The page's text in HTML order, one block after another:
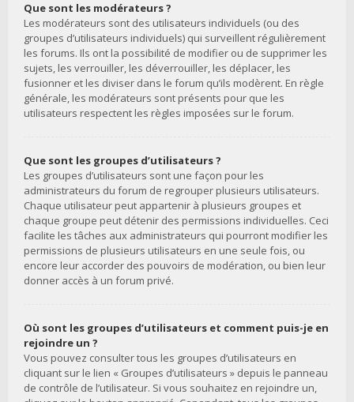
Que sont les modérateurs ?
Les modérateurs sont des utilisateurs individuels (ou des
groupes d’utilisateurs individuels) qui surveillent régulièrement
les forums. Ils ont la possibilité de modifier ou de supprimer les
sujets, les verrouiller, les déverrouiller, les déplacer, les
fusionner et les diviser dans le forum qu’ils modèrent. En règle
générale, les modérateurs sont présents pour que les
utilisateurs respectent les règles imposées sur le forum.
Que sont les groupes d’utilisateurs ?
Les groupes d’utilisateurs sont une façon pour les
administrateurs du forum de regrouper plusieurs utilisateurs.
Chaque utilisateur peut appartenir à plusieurs groupes et
chaque groupe peut détenir des permissions individuelles. Ceci
facilite les tâches aux administrateurs qui pourront modifier les
permissions de plusieurs utilisateurs en une seule fois, ou
encore leur accorder des pouvoirs de modération, ou bien leur
donner accès à un forum privé.
Où sont les groupes d’utilisateurs et comment puis-je en
rejoindre un ?
Vous pouvez consulter tous les groupes d’utilisateurs en
cliquant sur le lien « Groupes d’utilisateurs » depuis le panneau
de contrôle de l’utilisateur. Si vous souhaitez en rejoindre un,